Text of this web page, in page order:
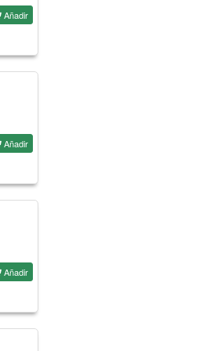
Añadir
Añadir
Añadir